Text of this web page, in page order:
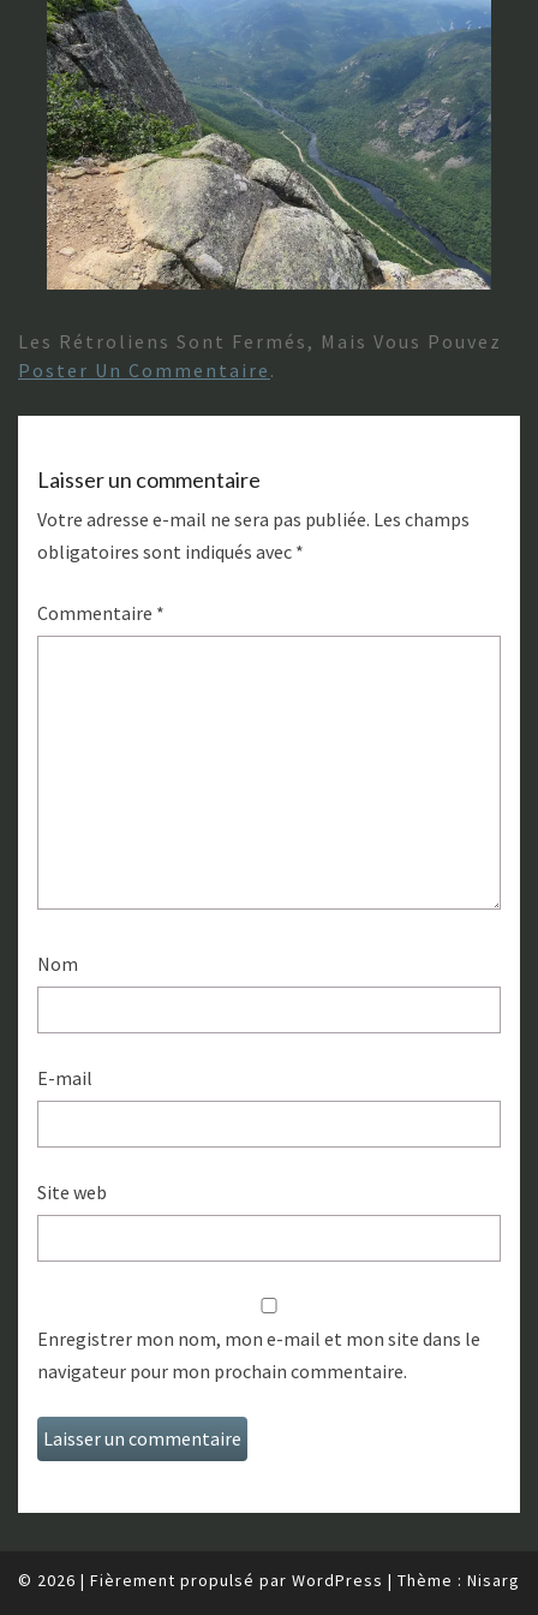
Les Rétroliens Sont Fermés, Mais Vous Pouvez
Poster Un Commentaire .
Laisser un commentaire
Votre adresse e-mail ne sera pas publiée. Les champs
obligatoires sont indiqués avec *
Commentaire *
Nom
E-mail
Site web
Enregistrer mon nom, mon e-mail et mon site dans le
navigateur pour mon prochain commentaire.
© 2026 | Fièrement propulsé par WordPress | Thème : Nisarg